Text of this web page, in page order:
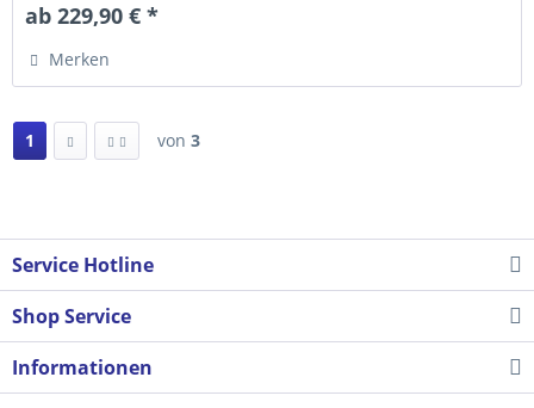
ab 229,90 € *
Merken
1 von 3
Service Hotline
Shop Service
Informationen